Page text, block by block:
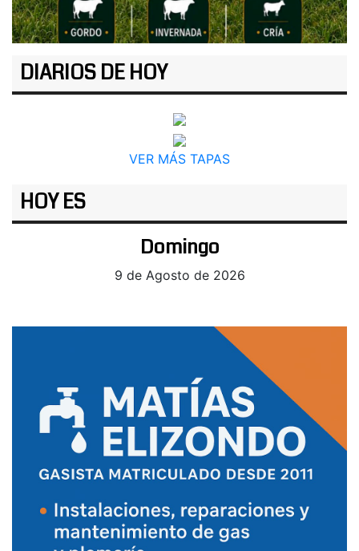
DIARIOS DE HOY
VER MÁS TAPAS
HOY ES
Domingo
9 de Agosto de 2026